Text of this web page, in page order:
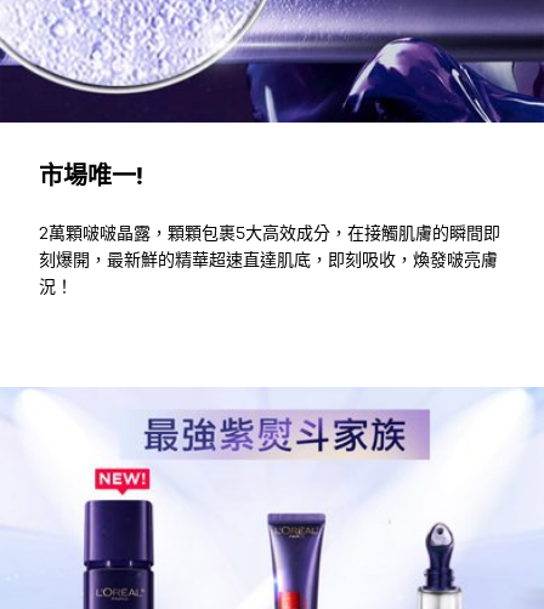
市場唯一!
2萬顆啵啵晶露，顆顆包裹5大高效成分，在接觸肌膚的瞬間即
刻爆開，最新鮮的精華超速直達肌底，即刻吸收，煥發啵亮膚
況！